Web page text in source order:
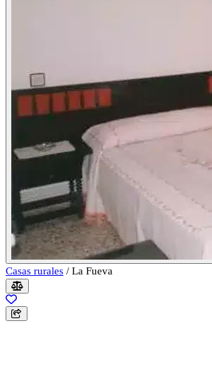
Casas rurales / La Fueva